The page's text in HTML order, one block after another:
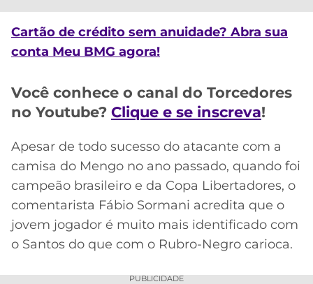
CASSINOS
ONLINE
2026
GRÊMIO
MG
LALIGA
Cartão de crédito sem anuidade? Abra sua
conta Meu BMG agora!
Você conhece o canal do Torcedores
no Youtube? Clique e se inscreva!
Apesar de todo sucesso do atacante com a
camisa do Mengo no ano passado, quando foi
campeão brasileiro e da Copa Libertadores, o
comentarista Fábio Sormani acredita que o
jovem jogador é muito mais identificado com
o Santos do que com o Rubro-Negro carioca.
PUBLICIDADE